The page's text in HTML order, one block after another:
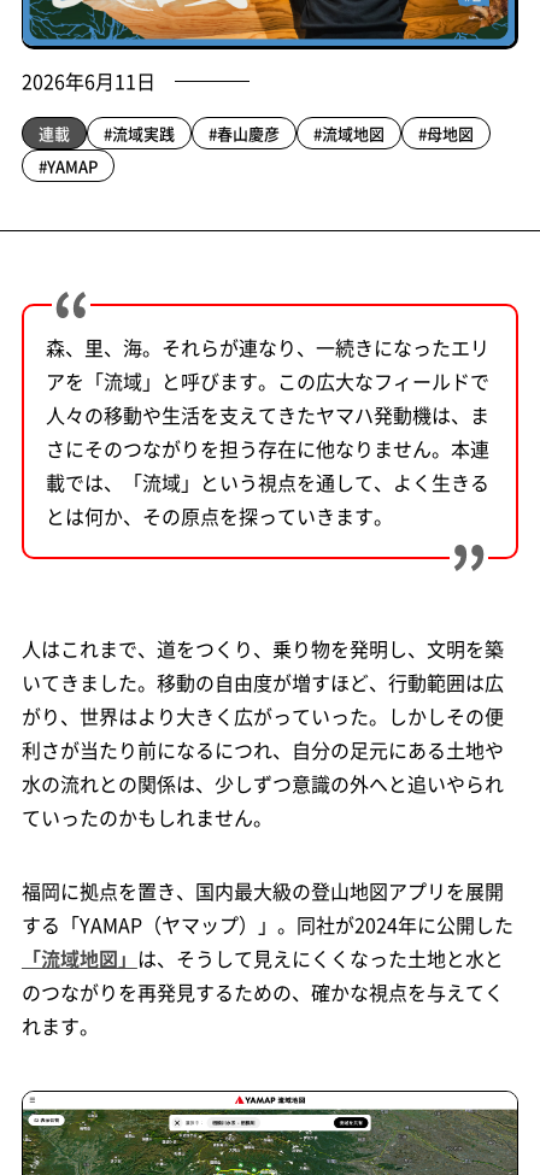
2026年6月11日
連載 #流域実践 #春山慶彦 #流域地図
#母地図
#YAMAP
森、里、海。それらが連なり、一続きになったエリ
アを「流域」と呼びます。この広大なフィールドで
人々の移動や生活を支えてきたヤマハ発動機は、ま
さにそのつながりを担う存在に他なりません。本連
載では、「流域」という視点を通して、よく生きる
とは何か、その原点を探っていきます。
人はこれまで、道をつくり、乗り物を発明し、文明を築
いてきました。移動の自由度が増すほど、行動範囲は広
がり、世界はより大きく広がっていった。しかしその便
利さが当たり前になるにつれ、自分の足元にある土地や
水の流れとの関係は、少しずつ意識の外へと追いやられ
ていったのかもしれません。
福岡に拠点を置き、国内最大級の登山地図アプリを展開
する「YAMAP（ヤマップ）」。同社が2024年に公開した
「流域地図」 は、そうして見えにくくなった土地と水と
のつながりを再発見するための、確かな視点を与えてく
れます。